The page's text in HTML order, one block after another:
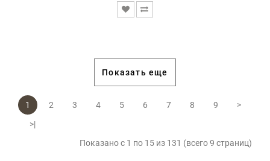
Показать еще
1 2 3 4 5 6 7 8 9
>
>|
Показано с 1 по 15 из 131 (всего 9 страниц)